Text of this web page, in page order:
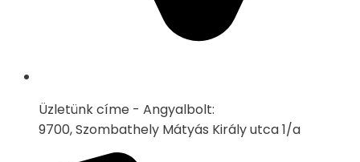
Üzletünk címe - Angyalbolt:
9700, Szombathely Mátyás Király utca 1/a